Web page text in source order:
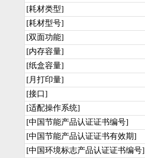
[耗材类型]
[耗材型号]
[双面功能]
[内存容量]
[纸盒容量]
[月打印量]
[接口]
[适配操作系统]
[中国节能产品认证证书编号]
[中国节能产品认证证书有效期]
[中国环境标志产品认证证书编号]